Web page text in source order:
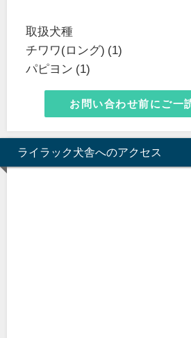
取扱犬種
チワワ(ロング) (1)
パピヨン (1)
お問い合わせ前にご一
ライラック犬舎へのアクセス